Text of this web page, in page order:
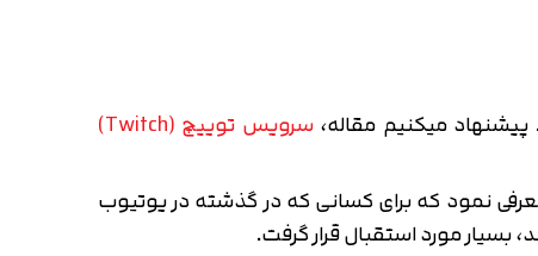
سرویس توییچ (Twitch)
نمود که برای کسانی که در گذشته در یوتیوب
مورد استقبال قرار گرفت.